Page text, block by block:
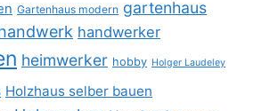
Gartenhaus modern gartenhaus
handwerker
heimwerker hobby Holger Laudeley
Holzhaus selber bauen